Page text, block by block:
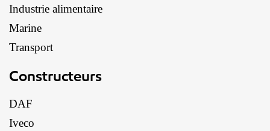
Industrie alimentaire
Marine
Transport
Constructeurs
DAF
Iveco